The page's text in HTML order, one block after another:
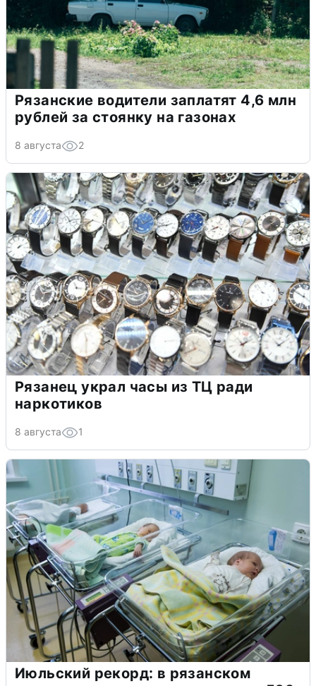
Рязанские водители заплатят 4,6 млн
рублей за стоянку на газонах
8 августа 2
Рязанец украл часы из ТЦ ради
наркотиков
8 августа 1
Июльский рекорд: в рязанском